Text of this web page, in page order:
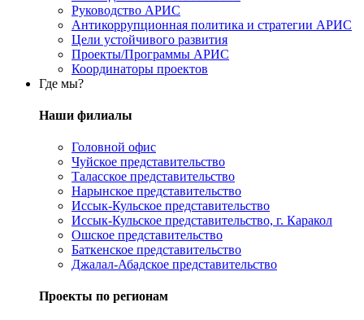
Руководство АРИС
Антикоррупционная политика и стратегии АРИС
Цели устойчивого развития
Проекты/Программы АРИС
Координаторы проектов
Где мы?
Наши филиалы
Головной офис
Чуйское представительство
Таласское представительство
Нарынское представительство
Иссык-Кульское представительство
Иссык-Кульское представительство, г. Каракол
Ошское представительство
Баткенское представительство
Джалал-Абадское представительство
Проекты по регионам